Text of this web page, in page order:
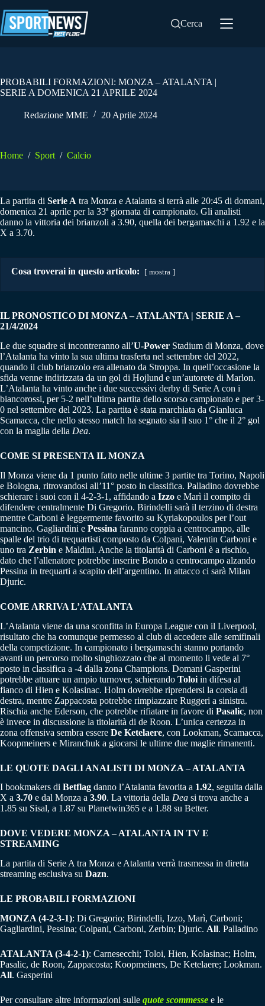
al
contenuto
Cerca
PROBABILI FORMAZIONI: MONZA – ATALANTA |
SERIE A DOMENICA 21 APRILE 2024
Redazione MME 20 Aprile 2024
Home / Sport / Calcio
La partita di Serie A tra Monza e Atalanta si terrà alle 20:45 di domani,
domenica 21 aprile per la 33ª giornata di campionato. Gli analisti
danno la vittoria dei brianzoli a 3.90, quella dei bergamaschi a 1.92 e la
X a 3.70.
Cosa troverai in questo articolo: mostra
IL PRONOSTICO DI MONZA – ATALANTA | SERIE A –
21/4/2024
Le due squadre si incontreranno all’U-Power Stadium di Monza, dove
l’Atalanta ha vinto la sua ultima trasferta nel settembre del 2022,
quando il club brianzolo era allenato da Stroppa. In quell’occasione la
sfida venne indirizzata da un gol di Hojlund e un’autorete di Marlon.
L’Atalanta ha vinto anche i due successivi derby di Serie A con i
biancorossi, per 5-2 nell’ultima partita dello scorso campionato e per 3-
0 nel settembre del 2023. La partita è stata marchiata da Gianluca
Scamacca, che nello stesso match ha segnato sia il suo 1° che il 2° gol
con la maglia della Dea.
COME SI PRESENTA IL MONZA
Il Monza viene da 1 punto fatto nelle ultime 3 partite tra Torino, Napoli
e Bologna, ritrovandosi all’11° posto in classifica. Palladino dovrebbe
schierare i suoi con il 4-2-3-1, affidando a Izzo e Marì il compito di
difendere centralmente Di Gregorio. Birindelli sarà il terzino di destra
mentre Carboni è leggermente favorito su Kyriakopoulos per l’out
mancino. Gagliardini e Pessina faranno coppia a centrocampo, alle
spalle del trio di trequartisti composto da Colpani, Valentin Carboni e
uno tra Zerbin e Maldini. Anche la titolarità di Carboni è a rischio,
dato che l’allenatore potrebbe inserire Bondo a centrocampo alzando
Pessina in trequarti a scapito dell’argentino. In attacco ci sarà Milan
Djuric.
COME ARRIVA L’ATALANTA
L’Atalanta viene da una sconfitta in Europa League con il Liverpool,
risultato che ha comunque permesso al club di accedere alle semifinali
della competizione. In campionato i bergamaschi stanno portando
avanti un percorso molto singhiozzato che al momento li vede al 7°
posto in classifica a -4 dalla zona Champions. Domani Gasperini
potrebbe attuare un ampio turnover, schierando Toloi in difesa al
fianco di Hien e Kolasinac. Holm dovrebbe riprendersi la corsia di
destra, mentre Zappacosta potrebbe rimpiazzare Ruggeri a sinistra.
Rischia anche Ederson, che potrebbe rifiatare in favore di Pasalic, non
è invece in discussione la titolarità di de Roon. L’unica certezza in
zona offensiva sembra essere De Ketelaere, con Lookman, Scamacca,
Koopmeiners e Miranchuk a giocarsi le ultime due maglie rimanenti.
LE QUOTE DAGLI ANALISTI DI MONZA – ATALANTA
I bookmakers di Betflag danno l’Atalanta favorita a 1.92, seguita dalla
X a 3.70 e dal Monza a 3.90. La vittoria della Dea si trova anche a
1.85 su Sisal, a 1.87 su Planetwin365 e a 1.88 su Better.
DOVE VEDERE MONZA – ATALANTA IN TV E
STREAMING
La partita di Serie A tra Monza e Atalanta verrà trasmessa in diretta
streaming esclusiva su Dazn.
LE PROBABILI FORMAZIONI
MONZA (4-2-3-1): Di Gregorio; Birindelli, Izzo, Marì, Carboni;
Gagliardini, Pessina; Colpani, Carboni, Zerbin; Djuric. All. Palladino
ATALANTA (3-4-2-1): Carnesecchi; Toloi, Hien, Kolasinac; Holm,
Pasalic, de Roon, Zappacosta; Koopmeiners, De Ketelaere; Lookman.
All. Gasperini
Per consultare altre informazioni sulle quote scommesse e le